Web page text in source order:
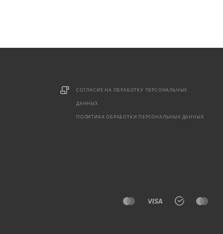
СОГЛАСИЕ НА ОБРАБОТКУ ПЕРСОНАЛЬНЫХ
ДАННЫХ
ПОЛИТИКА ОБРАБОТКИ ПЕРСОНАЛЬНЫХ ДАННЫХ